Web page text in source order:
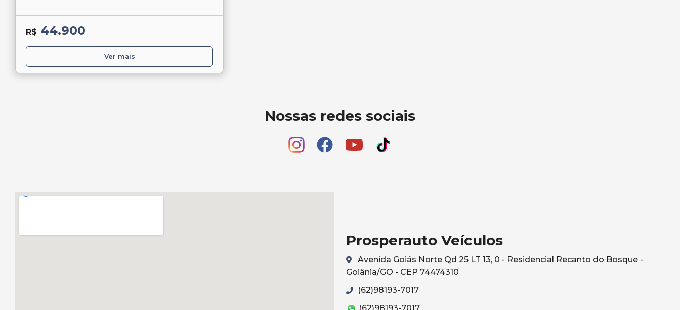
R$ 44.900
Ver mais
Nossas redes sociais
Prosperauto Veículos
Avenida Goiás Norte Qd 25 LT 13, 0 - Residencial Recanto do Bosque -
Goiânia/GO - CEP 74474310
(62)98193-7017
(62)98193-7017